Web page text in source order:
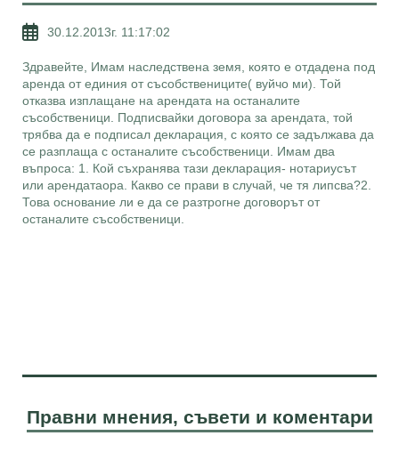
30.12.2013г. 11:17:02
Здравейте, Имам наследствена земя, която е отдадена под
аренда от единия от съсобствениците( вуйчо ми). Той
отказва изплащане на арендата на останалите
съсобственици. Подписвайки договора за арендата, той
трябва да е подписал декларация, с която се задължава да
се разплаща с останалите съсобственици. Имам два
въпроса: 1. Кой съхранява тази декларация- нотариусът
или арендатаора. Какво се прави в случай, че тя липсва?2.
Това основание ли е да се разтрогне договорът от
останалите съсобственици.
Правни мнения, съвети и коментари